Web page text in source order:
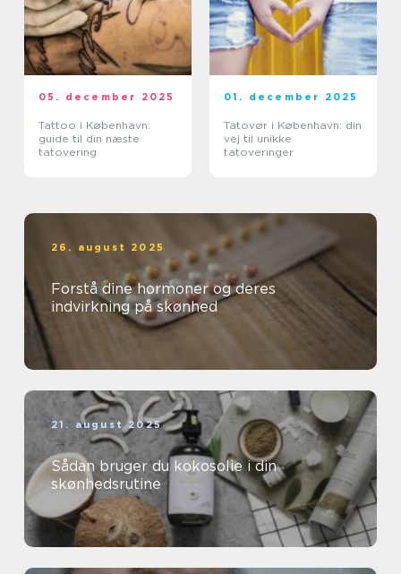
05. december 2025
Tattoo i København:
guide til din næste
tatovering
01. december 2025
Tatovør i København: din
vej til unikke
tatoveringer
26. august 2025
Forstå dine hormoner og deres
indvirkning på skønhed
21. august 2025
Sådan bruger du kokosolie i din
skønhedsrutine